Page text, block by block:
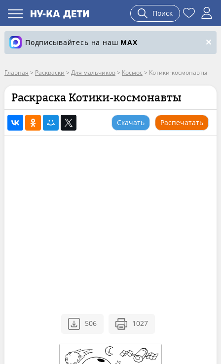
Поиск
Подписывайтесь на наш MAX
Главная > Раскраски > Для мальчиков> Космос > Котики-космонавты
Раскраска Котики-космонавты
Скачать Распечатать
506 1027